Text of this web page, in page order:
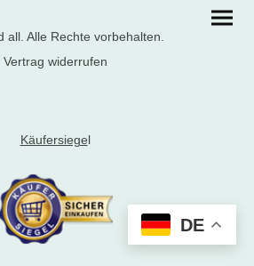
all. Alle Rechte vorbehalten.
Vertrag widerrufen
Käufersiegel
DE